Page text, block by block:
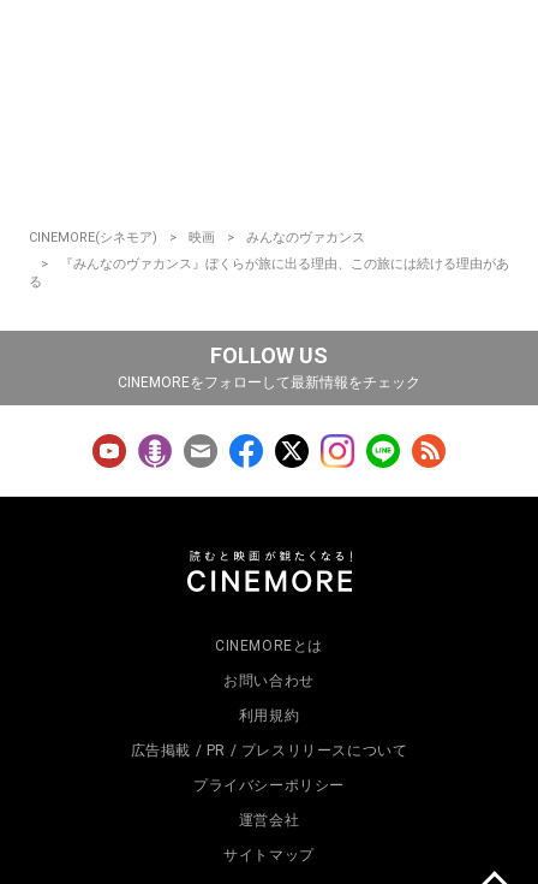
CINEMORE(シネモア) 映画
みんなのヴァカンス
『みんなのヴァカンス』ぼくらが旅に出る理由、この旅には続ける理由があ
る
FOLLOW US
CINEMOREをフォローして最新情報をチェック
CINEMOREとは
お問い合わせ
利用規約
広告掲載 / PR / プレスリリースについて
プライバシーポリシー
運営会社
サイトマップ